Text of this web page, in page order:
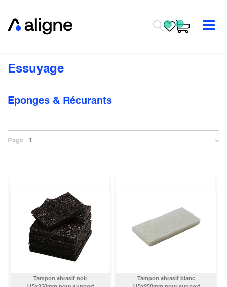
Essuyage
Eponges & Récurants
Page 1
Tampon abrasif noir
Tampon abrasif blanc